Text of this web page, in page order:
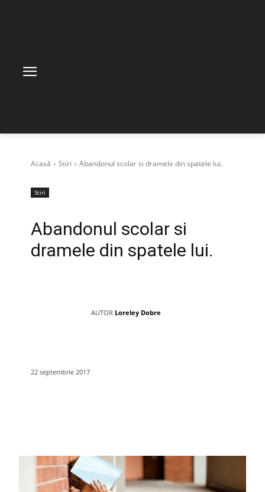
Acasă Stiri Abandonul scolar si dramele din spatele lui.
Stiri
Abandonul scolar si
dramele din spatele lui.
AUTOR Loreley Dobre
22 septembrie 2017